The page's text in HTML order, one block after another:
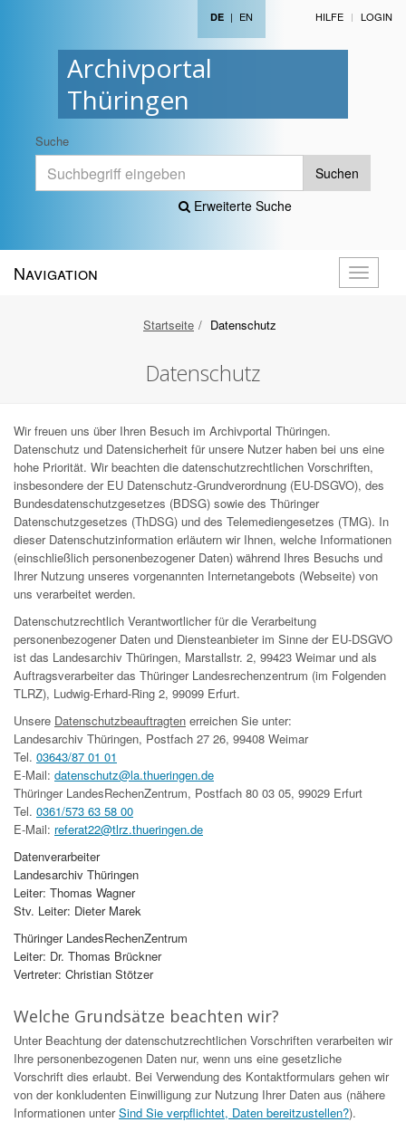
Archivportal
Thüringen
DE | EN HILFE LOGIN
Suche
Suchen
Erweiterte Suche
öffnen
Navigation
Startseite Datenschutz
Datenschutz
Wir freuen uns über Ihren Besuch im Archivportal Thüringen.
Datenschutz und Datensicherheit für unsere Nutzer haben bei uns eine
hohe Priorität. Wir beachten die datenschutzrechtlichen Vorschriften,
insbesondere der EU Datenschutz-Grundverordnung (EU-DSGVO), des
Bundesdatenschutzgesetzes (BDSG) sowie des Thüringer
Datenschutzgesetzes (ThDSG) und des Telemediengesetzes (TMG). In
dieser Datenschutzinformation erläutern wir Ihnen, welche Informationen
(einschließlich personenbezogener Daten) während Ihres Besuchs und
Ihrer Nutzung unseres vorgenannten Internetangebots (Webseite) von
uns verarbeitet werden.
Datenschutzrechtlich Verantwortlicher für die Verarbeitung
personenbezogener Daten und Diensteanbieter im Sinne der EU-DSGVO
ist das Landesarchiv Thüringen, Marstallstr. 2, 99423 Weimar und als
Auftragsverarbeiter das Thüringer Landesrechenzentrum (im Folgenden
TLRZ), Ludwig-Erhard-Ring 2, 99099 Erfurt.
Unsere Datenschutzbeauftragten erreichen Sie unter:
Landesarchiv Thüringen, Postfach 27 26, 99408 Weimar
Tel. 03643/87 01 01
E-Mail: datenschutz@la.thueringen.de
Thüringer LandesRechenZentrum, Postfach 80 03 05, 99029 Erfurt
Tel. 0361/573 63 58 00
E-Mail: referat22@tlrz.thueringen.de
Datenverarbeiter
Landesarchiv Thüringen
Leiter: Thomas Wagner
Stv. Leiter: Dieter Marek
Thüringer LandesRechenZentrum
Leiter: Dr. Thomas Brückner
Vertreter: Christian Stötzer
Welche Grundsätze beachten wir?
Unter Beachtung der datenschutzrechtlichen Vorschriften verarbeiten wir
Ihre personenbezogenen Daten nur, wenn uns eine gesetzliche
Vorschrift dies erlaubt. Bei Verwendung des Kontaktformulars gehen wir
von der konkludenten Einwilligung zur Nutzung Ihrer Daten aus (nähere
Informationen unterSind Sie verpflichtet, Daten bereitzustellen?).